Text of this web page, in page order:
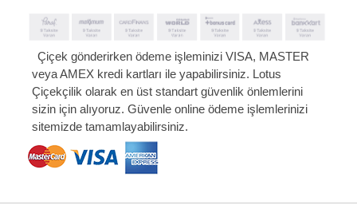
Çiçek gönderirken ödeme işleminizi VISA, MASTER
veya AMEX kredi kartları ile yapabilirsiniz. Lotus
Çiçekçilik olarak en üst standart güvenlik önlemlerini
sizin için alıyoruz. Güvenle online ödeme işlemlerinizi
sitemizde tamamlayabilirsiniz.